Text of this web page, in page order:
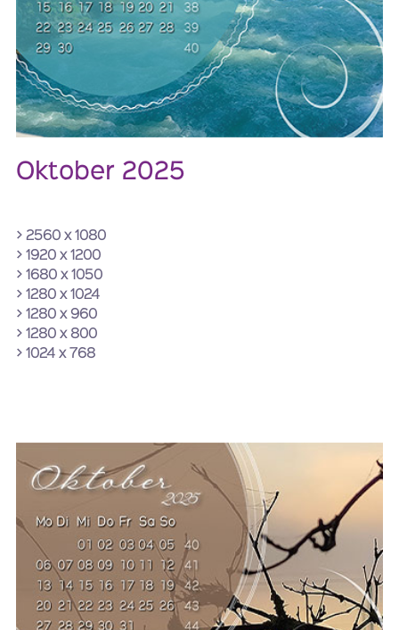
Oktober 2025
> 2560 x 1080
> 1920 x 1200
> 1680 x 1050
> 1280 x 1024
> 1280 x 960
> 1280 x 800
> 1024 x 768